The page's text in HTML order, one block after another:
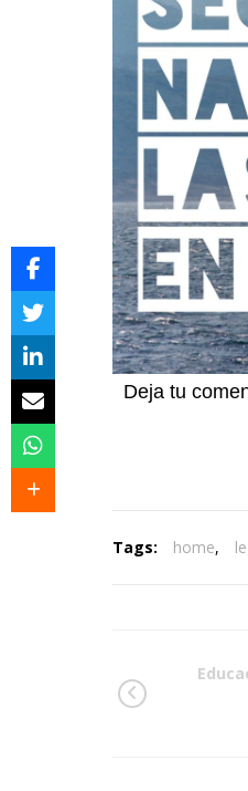
Deja tu
Tags: home,